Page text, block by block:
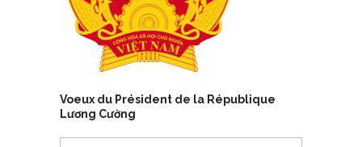
Voeux du Président de la République
Lương Cường